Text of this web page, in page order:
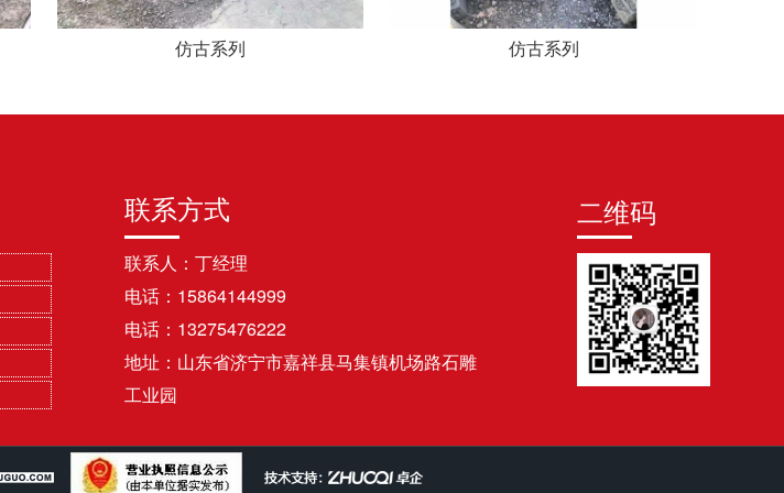
仿古系列 仿古系列
联系方式
联系人：丁经理
电话：15864144999
电话：13275476222
地址：山东省济宁市嘉祥县马集镇机场路石雕
工业园
二维码